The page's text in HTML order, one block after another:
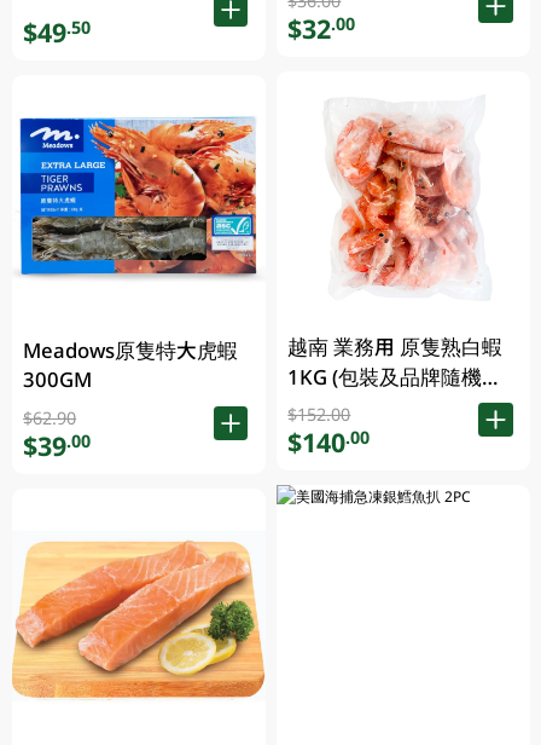
$49.50
Meadows原隻特大虎蝦
300GM
$62.90
$39.00
$32.00
越南 業務用 原隻熟白蝦
1KG (包裝及品牌隨機發
放)
$152.00
$140.00